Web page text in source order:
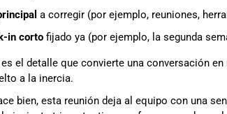
a corregir (por ejemplo, reuniones,
in corto fijado ya (por ejemplo, la segunda
el detalle que convierte una conversación
a la inercia.
bien, esta reunión deja al equipo con una